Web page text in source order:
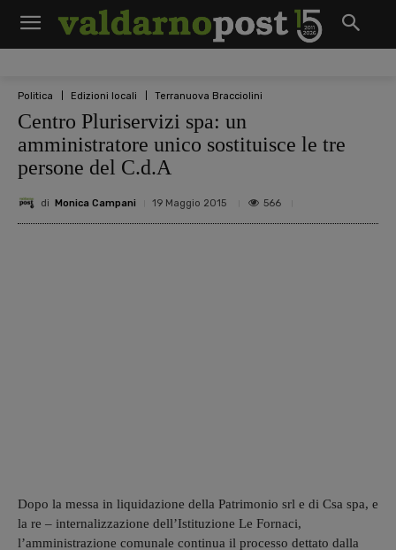
Politica Edizioni locali Terranuova Bracciolini
Centro Pluriservizi spa: un
amministratore unico sostituisce le tre
persone del C.d.A
di Monica Campani 19 Maggio 2015 566
Dopo la messa in liquidazione della Patrimonio srl e di Csa spa, e
la re – internalizzazione dell’Istituzione Le Fornaci,
l’amministrazione comunale continua il processo dettato dalla